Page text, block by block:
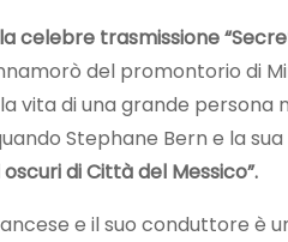
celebre trasmissione
del promontorio di
vita di una grande
Stephane Bern e la
di Città del Messico”.
e il suo conduttore è